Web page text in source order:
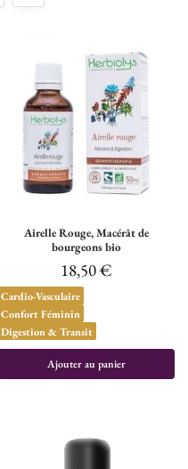
Airelle Rouge, Macérât de
bourgeons bio
18,50€
Cardio-Vasculaire
Confort Féminin
Digestion & Transit
Ajouter au panier